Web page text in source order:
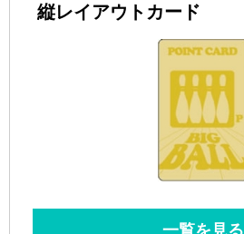
縦レイアウトカード
一覧を見る